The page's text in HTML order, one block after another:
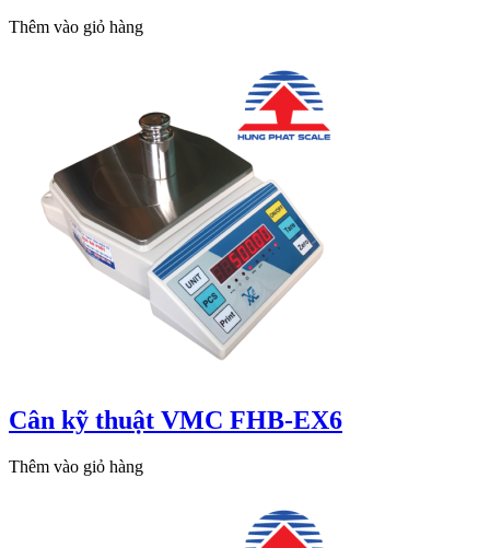
Thêm vào giỏ hàng
Cân kỹ thuật VMC FHB-EX6
Thêm vào giỏ hàng